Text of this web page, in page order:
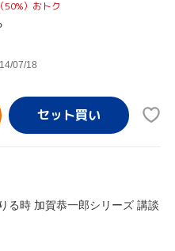
50%）おトク
07/18
る時 加賀恭一郎シリーズ 講談